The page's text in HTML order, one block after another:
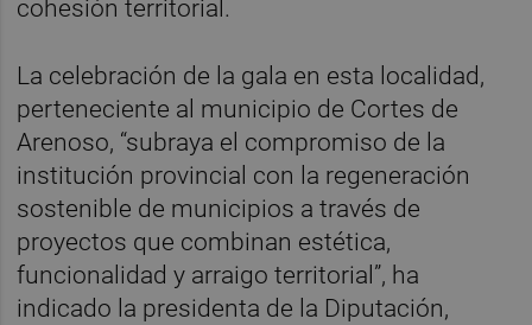
cohesión territorial.
La celebración de la gala en esta localidad,
perteneciente al municipio de Cortes de
Arenoso, “subraya el compromiso de la
institución provincial con la regeneración
sostenible de municipios a través de
proyectos que combinan estética,
funcionalidad y arraigo territorial”, ha
indicado la presidenta de la Diputación,